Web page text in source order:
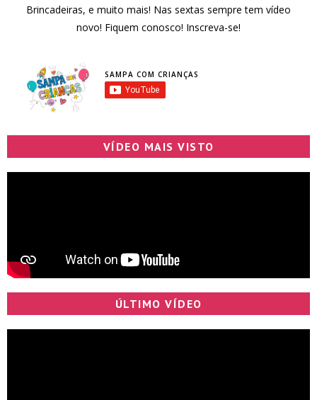
Brincadeiras, e muito mais! Nas sextas sempre tem vídeo
novo! Fiquem conosco! Inscreva-se!
SAMPA COM CRIANÇAS
VÍDEO MAIS VISTO
ÚLTIMO VÍDEO